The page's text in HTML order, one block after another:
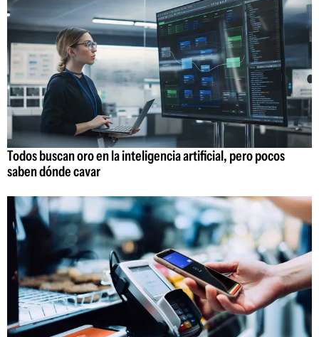
Todos buscan oro en la inteligencia artificial, pero pocos
saben dónde cavar